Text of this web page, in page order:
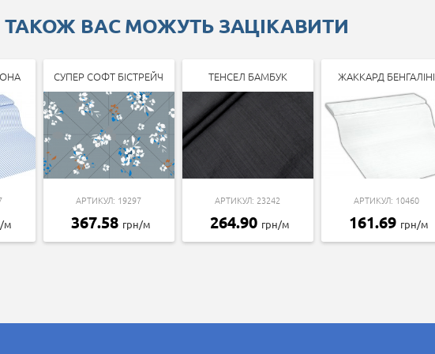
ТАКОЖ ВАС МОЖУТЬ ЗАЦІКАВИТИ
м
СУПЕР СОФТ БІСТРЕЙЧ
АРТИКУЛ: 19297
367.58 грн/м
ТЕНСЕЛ БАМБУК
АРТИКУЛ: 23242
264.90 грн/м
ЖАККАРД БЕНГАЛІНІ
АРТИКУЛ: 10460
161.69 грн/м